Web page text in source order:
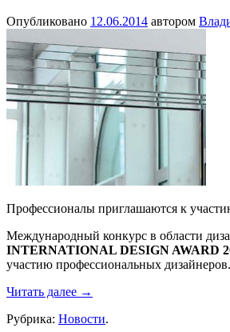
Опубликовано 12.06.2014 автором
Профессионалы приглашаются к
Международный конкурс в области
INTERNATIONAL DESIGN AWARD
участию профессиональных дизайнеров.
Читать далее →
Рубрика: Новости.